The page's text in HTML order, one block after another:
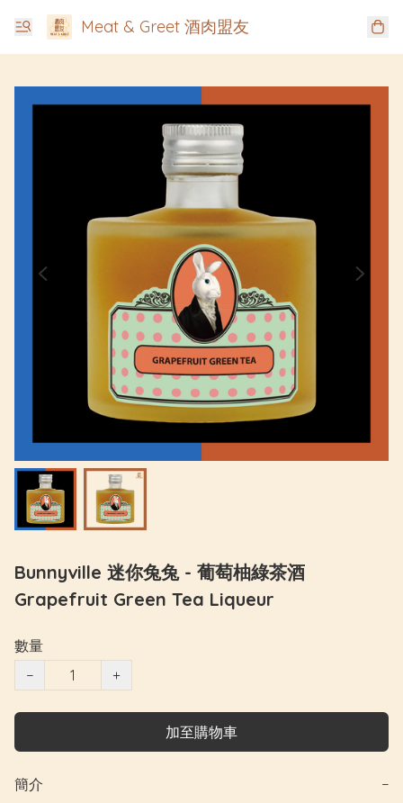
Meat & Greet 酒肉盟友
Bunnyville 迷你兔兔 - 葡萄柚綠茶酒
Grapefruit Green Tea Liqueur
數量
−
+
加至購物車
簡介 −